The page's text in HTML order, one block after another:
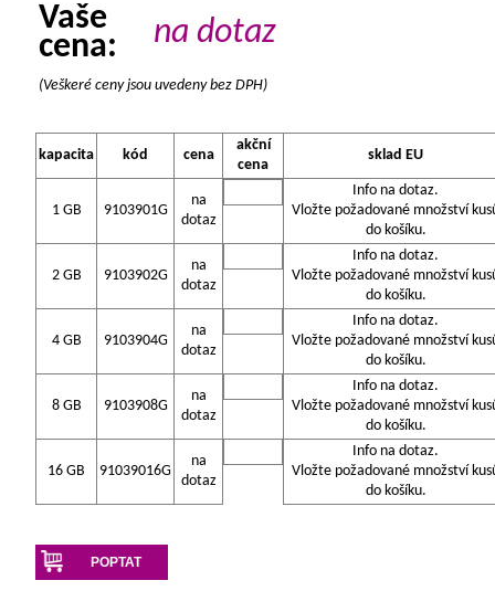
Vaše
cena:
na dotaz
(Veškeré ceny jsou uvedeny bez DPH)
kapacita kód cena
akční
cena
sklad EU
1 GB 9103901G
na
dotaz
Info na dotaz.
Vložte požadované množství
do košíku.
2 GB 9103902G
na
dotaz
Info na dotaz.
Vložte požadované množství
do košíku.
4 GB 9103904G
na
dotaz
Info na dotaz.
Vložte požadované množství
do košíku.
8 GB 9103908G
na
dotaz
Info na dotaz.
Vložte požadované množství
do košíku.
16 GB 91039016G
na
dotaz
Info na dotaz.
Vložte požadované množství
do košíku.
POPTAT